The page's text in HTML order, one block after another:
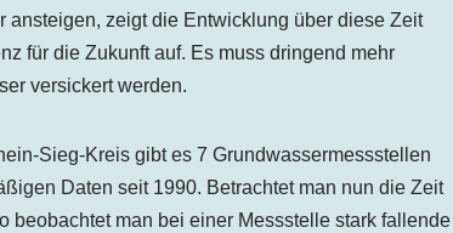
ansteigen, zeigt die Entwicklung über diese Zeit
für die Zukunft auf. Es muss dringend mehr
versickert werden.
Sieg-Kreis gibt es 7 Grundwassermessstellen
Daten seit 1990. Betrachtet man nun die Zeit
beobachtet man bei einer Messstelle stark fallende